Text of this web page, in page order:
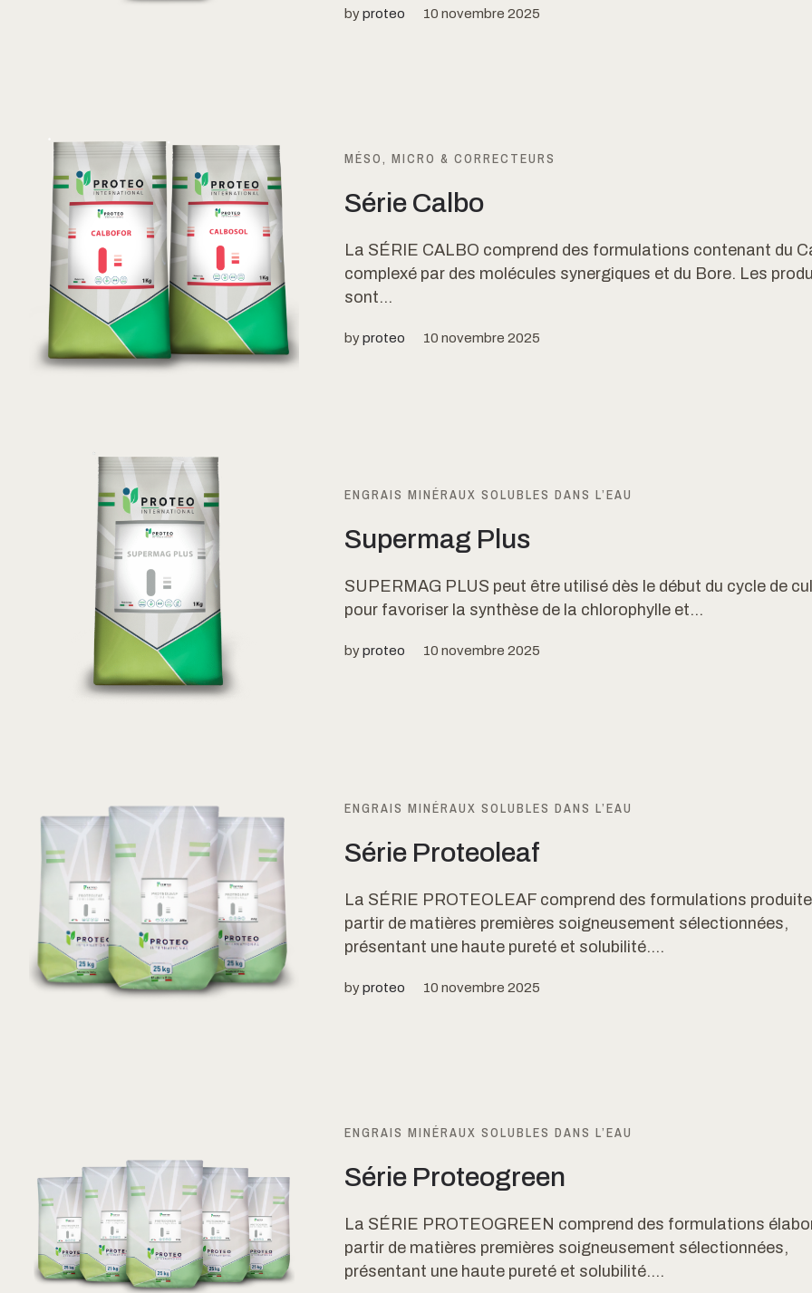
byproteo 10 novembre 2025
MÉSO, MICRO & CORRECTEURS
Série Calbo
La SÉRIE CALBO comprend des formulations contenant du
complexé par des molécules synergiques et du Bore. Les
sont...
byproteo 10 novembre 2025
ENGRAIS MINÉRAUX SOLUBLES DANS L’EAU
Supermag Plus
SUPERMAG PLUS peut être utilisé dès le début du cycle de
pour favoriser la synthèse de la chlorophylle et...
byproteo 10 novembre 2025
ENGRAIS MINÉRAUX SOLUBLES DANS L’EAU
Série Proteoleaf
La SÉRIE PROTEOLEAF comprend des formulations
partir de matières premières soigneusement sélectionnées,
présentant une haute pureté et solubilité....
byproteo 10 novembre 2025
ENGRAIS MINÉRAUX SOLUBLES DANS L’EAU
Série Proteogreen
La SÉRIE PROTEOGREEN comprend des formulations
partir de matières premières soigneusement sélectionnées,
présentant une haute pureté et solubilité....